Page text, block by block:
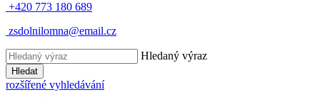
+420 773 180 689
zsdolnilomna@email.cz
Hledaný výraz
Hledat
rozšířené vyhledávání